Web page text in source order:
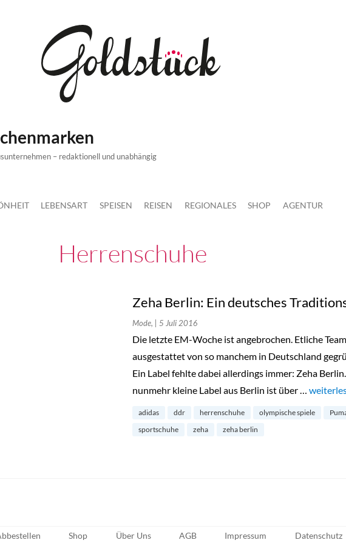
– redaktionell und unabhängig
LEBENSART SPEISEN REISEN REGIONALES SHOP AGENTUR
Herrenschuhe
Zeha Berlin: Ein deutsches
Mode, | 5 Juli 2016
Die letzte EM-Woche ist angebrochen. Etliche
ausgestattet von so manchem in Deutschland
Ein Label fehlte dabei allerdings immer: Zeha
nunmehr kleine Label aus Berlin ist über … „Zeha
adidas ddr herrenschuhe olympische spiele
sportschuhe
zeha zeha berlin
Shop Über Uns AGB Impressum Datenschutz